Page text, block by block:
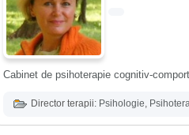
Cabinet de psihoterapie cognitiv-
Director terapii: Psihologie,